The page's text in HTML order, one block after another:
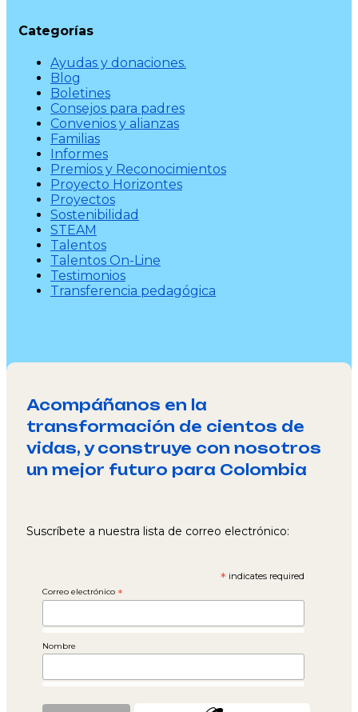
Categorías
Ayudas y donaciones.
Blog
Boletines
Consejos para padres
Convenios y alianzas
Familias
Informes
Premios y Reconocimientos
Proyecto Horizontes
Proyectos
Sostenibilidad
STEAM
Talentos
Talentos On-Line
Testimonios
Transferencia pedagógica
Acompáñanos en la
transformación de cientos de
vidas, y construye con nosotros
un mejor futuro para Colombia
Suscríbete a nuestra lista de correo electrónico:
* indicates required
Correo electrónico *
Nombre